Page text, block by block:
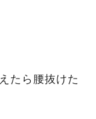
たら腰抜けた